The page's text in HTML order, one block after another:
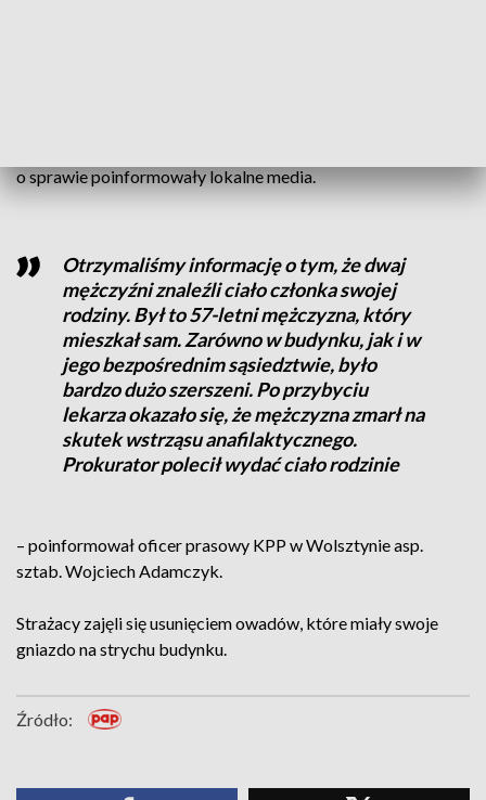
o sprawie poinformowały lokalne media.
Otrzymaliśmy informację o tym, że dwaj
mężczyźni znaleźli ciało członka swojej
rodziny. Był to 57-letni mężczyzna, który
mieszkał sam. Zarówno w budynku, jak i w
jego bezpośrednim sąsiedztwie, było
bardzo dużo szerszeni. Po przybyciu
lekarza okazało się, że mężczyzna zmarł na
skutek wstrząsu anafilaktycznego.
Prokurator polecił wydać ciało rodzinie
– poinformował oficer prasowy KPP w Wolsztynie asp.
sztab. Wojciech Adamczyk.
Strażacy zajęli się usunięciem owadów, które miały swoje
gniazdo na strychu budynku.
Źródło: